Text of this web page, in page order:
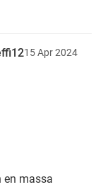
15Apr2024
en massa